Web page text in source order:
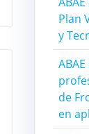
Plan
y
de
en